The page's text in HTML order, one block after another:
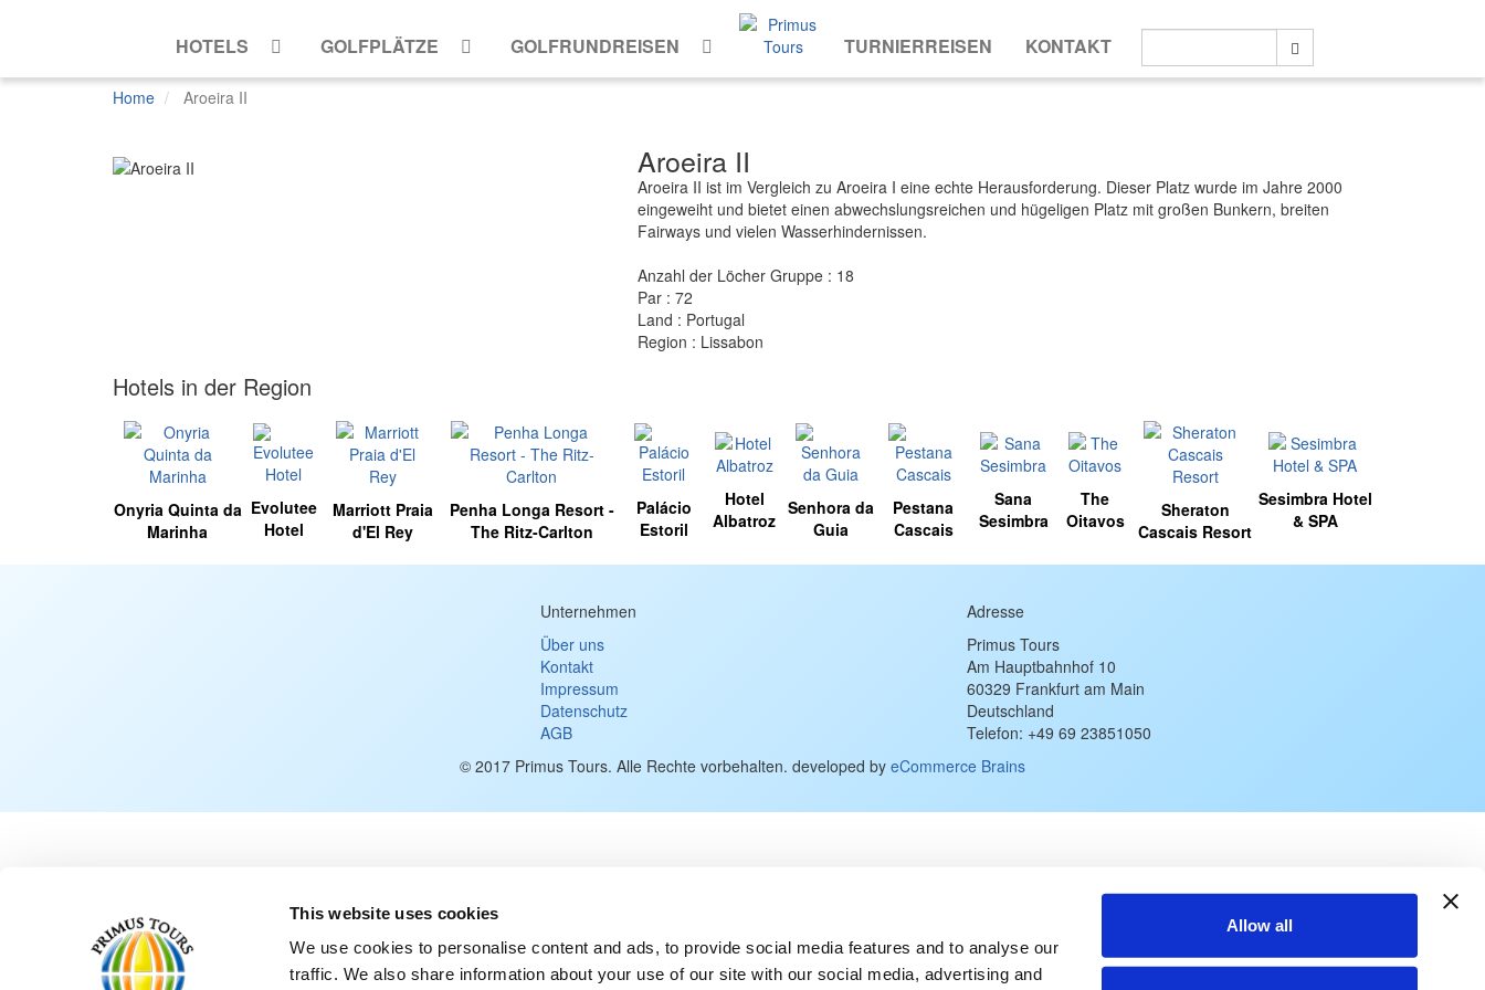
This website uses cookies
We use cookies to personalise content and ads, to provide social media features and to analyse our
traffic. We also share information about your use of our site with our social media, advertising and
Allow all
HOTELS GOLFPLÄTZE GOLFRUNDREISEN TURNIERREISEN KONTAKT Suche
Home Aroeira II
Aroeira II
Aroeira II ist im Vergleich zu Aroeira I eine echte Herausforderung. Dieser Platz wurde im Jahre 2000
eingeweiht und bietet einen abwechslungsreichen und hügeligen Platz mit großen Bunkern, breiten
Fairways und vielen Wasserhindernissen.
Anzahl der Löcher Gruppe : 18
Par : 72
Land : Portugal
Region : Lissabon
Hotels in der Region
Onyria Quinta da
Marinha
Evolutee
Hotel
Marriott Praia
d'El Rey
Penha Longa Resort -
The Ritz-Carlton
Palácio
Estoril
Hotel
Albatroz
Senhora da
Guia
Pestana
Cascais
Sana
Sesimbra
The
Oitavos
Sheraton
Cascais Resort
Sesimbra Hotel
& SPA
Unternehmen
Über uns
Kontakt
Impressum
Datenschutz
AGB
Adresse
Primus Tours
Am Hauptbahnhof 10
60329 Frankfurt am Main
Deutschland
Telefon: +49 69 23851050
© 2017 Primus Tours. Alle Rechte vorbehalten. developed by eCommerce Brains